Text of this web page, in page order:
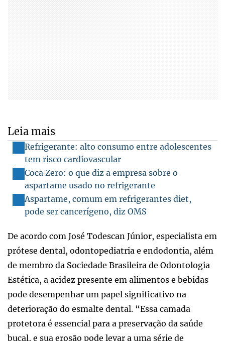
Leia mais
Refrigerante: alto consumo entre adolescentes
tem risco cardiovascular
Coca Zero: o que diz a empresa sobre o
aspartame usado no refrigerante
Aspartame, comum em refrigerantes diet,
pode ser cancerígeno, diz OMS
De acordo com José Todescan Júnior, especialista em
prótese dental, odontopediatria e endodontia, além
de membro da Sociedade Brasileira de Odontologia
Estética, a acidez presente em alimentos e bebidas
pode desempenhar um papel significativo na
deterioração do esmalte dental. “Essa camada
protetora é essencial para a preservação da saúde
bucal, e sua erosão pode levar a uma série de